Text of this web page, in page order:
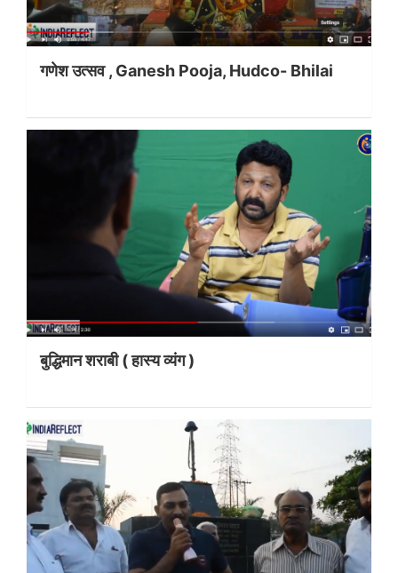
गणेश उत्सव , Ganesh Pooja, Hudco- Bhilai
बुद्धिमान शराबी ( हास्य व्यंग )